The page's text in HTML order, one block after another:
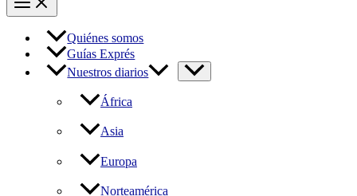
Quiénes somos
Guías Exprés
Nuestros diarios
África
Asia
Europa
Norteamérica